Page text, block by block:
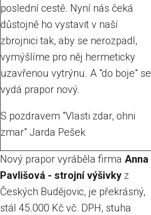
poslední cestě. Nyní nás čeká
důstojně ho vystavit v naší
zbrojnici tak, aby se nerozpadl,
vymýšlíme pro něj hermeticky
uzavřenou vytrýnu. A "do boje" se
vydá prapor nový.
S pozdravem "Vlasti zdar, ohni
zmar" Jarda Pešek
Nový prapor vyráběla firma Anna
Pavlišová - strojní výšivky z
Českých Budějovic, je překrásný,
stál 45.000 Kč vč. DPH, stuha